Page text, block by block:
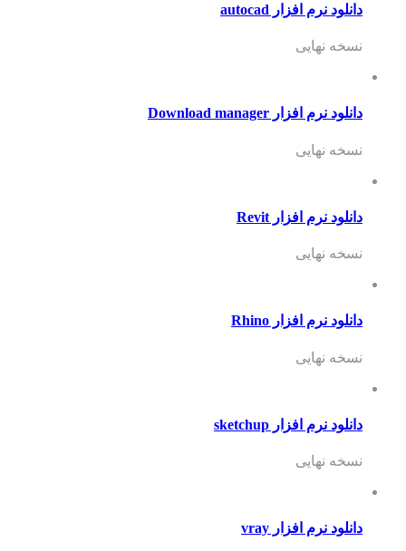
دانلود نرم افزار autocad
نسخه نهایی
دانلود نرم افزار Download manager
نسخه نهایی
دانلود نرم افزار Revit
نسخه نهایی
دانلود نرم افزار Rhino
نسخه نهایی
دانلود نرم افزار sketchup
نسخه نهایی
دانلود نرم افزار vray